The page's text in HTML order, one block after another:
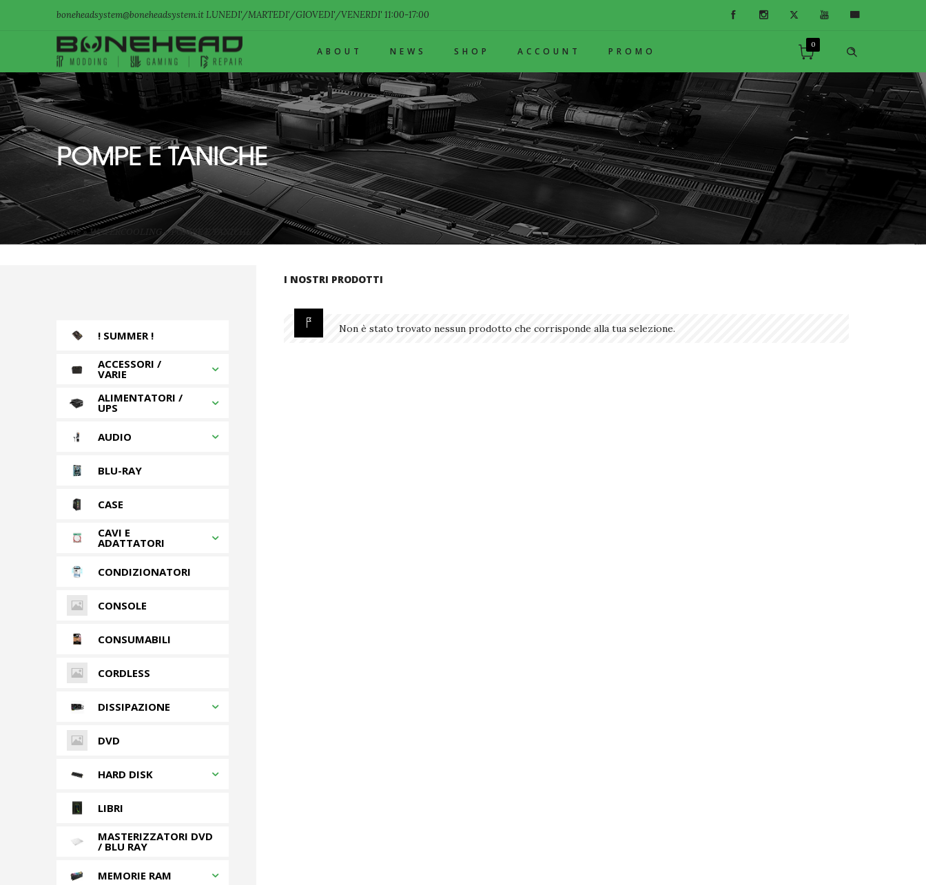
boneheadsystem@boneheadsystem.it LUNEDI'/MARTEDI'/GIOVEDI'/VENERDI' 11:00-17:00
0
ABOUT NEWS SHOP ACCOUNT PROMO
POMPE E TANICHE
Home»WATERCOOLING»POMPE E TANICHE
I NOSTRI PRODOTTI
Non è stato trovato nessun prodotto che corrisponde alla tua selezione.
! SUMMER !
ACCESSORI /
VARIE
ALIMENTATORI /
UPS
AUDIO
BLU-RAY
CASE
CAVI E
ADATTATORI
CONDIZIONATORI
CONSOLE
CONSUMABILI
CORDLESS
DISSIPAZIONE
DVD
HARD DISK
LIBRI
MASTERIZZATORI DVD
/ BLU RAY
MEMORIE RAM